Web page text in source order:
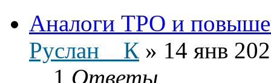
Аналоги ТРО и
Руслан__К » 14 янв
1 Ответы